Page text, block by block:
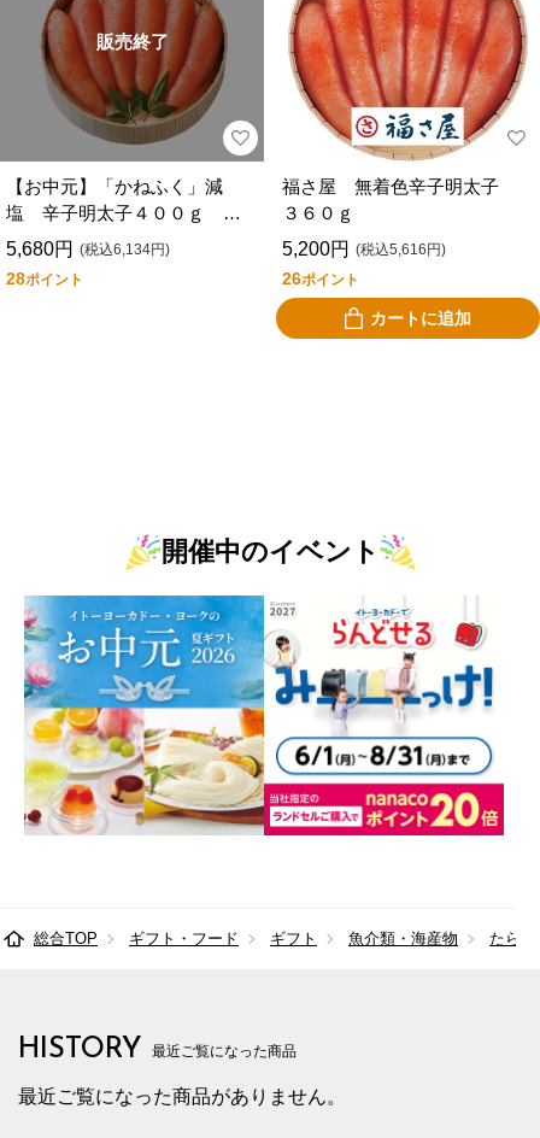
販売終了
【お中元】「かねふく」減
塩 辛子明太子４００ｇ Ｇ
－９
5,680円 (税込6,134円)
28ポイント
福さ屋 無着色辛子明太子
３６０ｇ
5,200円 (税込5,616円)
26ポイント
カートに追加
開催中のイベント
総合TOP ギフト・フード ギフト 魚介類・海産物 たら
HISTORY 最近ご覧になった商品
最近ご覧になった商品がありません。